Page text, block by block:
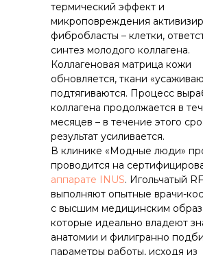
термический эффект и
микроповреждения
фибробласты – клетки,
синтез молодого коллагена.
Коллагеновая матрица кожи
обновляется, ткани
подтягиваются. Процесс
коллагена продолжается в
месяцев – в течение этого
результат усиливается.
В клинике «Модные люди»
проводится на
аппарате INUS. Игольчатый
выполняют опытные врачи-
с высшим медицинским
которые идеально владеют
анатомии и филигранно
параметры работы, исходя из